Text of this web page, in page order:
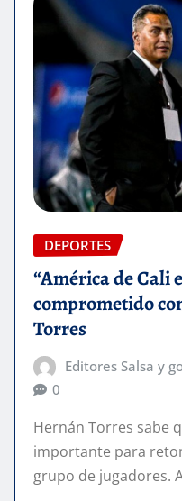
DEPORTES
“América de Cali
comprometido
Torres
Editores Salsa y
0
Hernán Torres sabe
importante para
grupo de jugadores.